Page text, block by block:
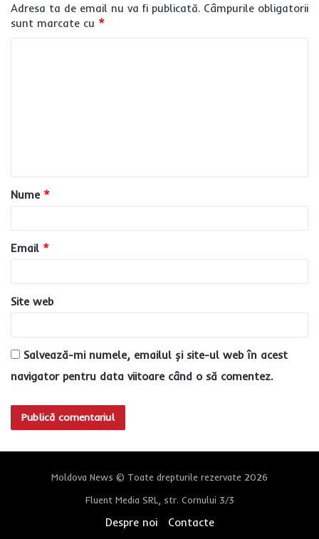
Adresa ta de email nu va fi publicată. Câmpurile obligatorii
sunt marcate cu *
a
r
*
Nume *
Email *
Site web
Salvează-mi numele, emailul și site-ul web în acest
navigator pentru data viitoare când o să comentez.
Moldova News © Toate drepturile rezervate 2026
Fluent Media SRL, str. Cornului 3/3
Despre noi Contacte